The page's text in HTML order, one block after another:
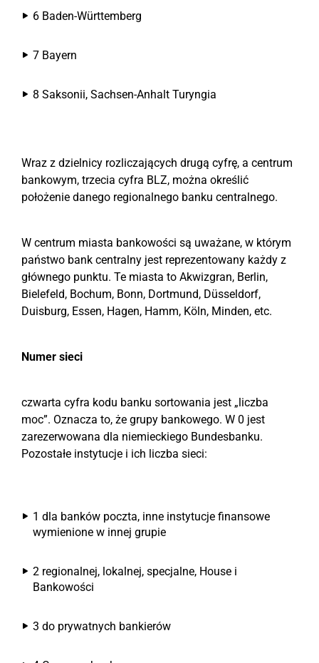
6 Baden-Württemberg
7 Bayern
8 Saksonii, Sachsen-Anhalt Turyngia
Wraz z dzielnicy rozliczających drugą cyfrę, a centrum
bankowym, trzecia cyfra BLZ, można określić
położenie danego regionalnego banku centralnego.
W centrum miasta bankowości są uważane, w którym
państwo bank centralny jest reprezentowany każdy z
głównego punktu. Te miasta to Akwizgran, Berlin,
Bielefeld, Bochum, Bonn, Dortmund, Düsseldorf,
Duisburg, Essen, Hagen, Hamm, Köln, Minden, etc.
Numer sieci
czwarta cyfra kodu banku sortowania jest „liczba
moc”. Oznacza to, że grupy bankowego. W 0 jest
zarezerwowana dla niemieckiego Bundesbanku.
Pozostałe instytucje i ich liczba sieci:
1 dla banków poczta, inne instytucje finansowe
wymienione w innej grupie
2 regionalnej, lokalnej, specjalne, House i
Bankowości
3 do prywatnych bankierów